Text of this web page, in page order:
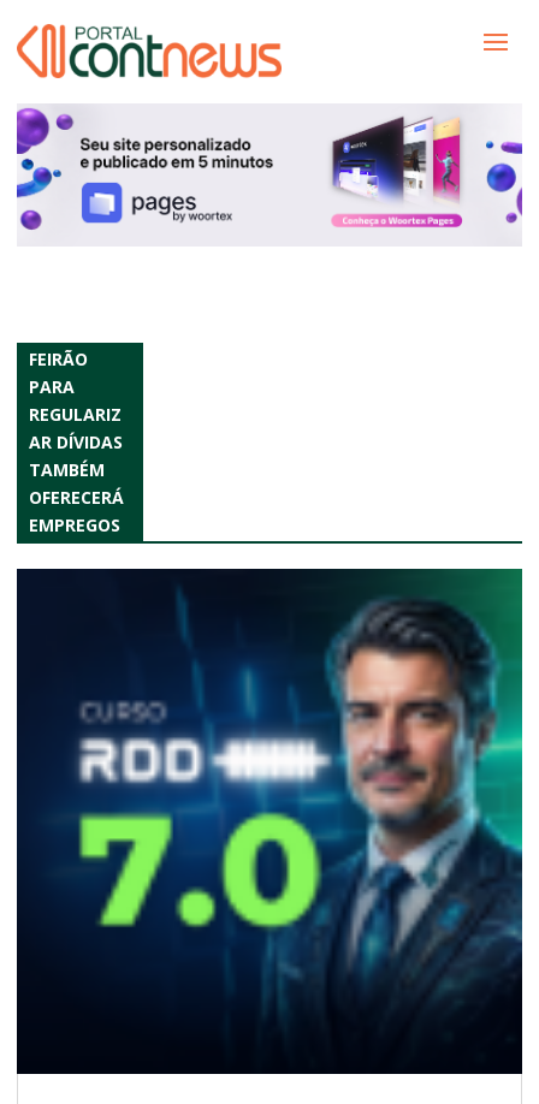
FEIRÃO
PARA
REGULARIZ
AR DÍVIDAS
TAMBÉM
OFERECERÁ
EMPREGOS